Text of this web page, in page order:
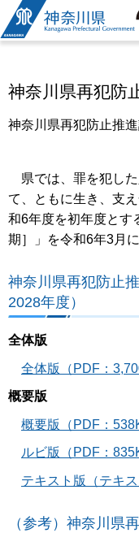
神奈川県
神奈川県再犯防
神奈川県再犯防止推
県では、罪を犯した
て、ともに生き、支
和6年度を初年度とす
期］」を令和6年3月
神奈川県再犯防止
2028年度）
全体版
全体版（PDF：
概要版
概要版（PDF：
ルビ版（PDF：
テキスト版（テキス
（参考）神奈川